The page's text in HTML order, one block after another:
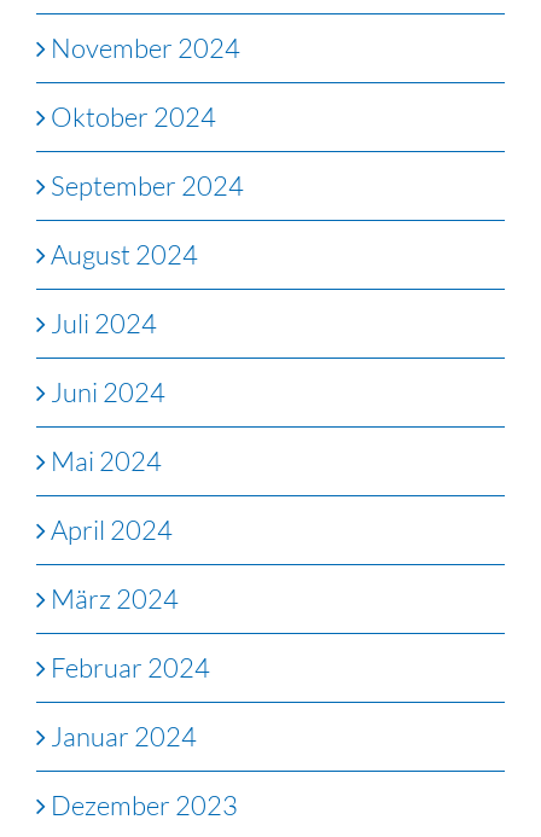
November 2024
Oktober 2024
September 2024
August 2024
Juli 2024
Juni 2024
Mai 2024
April 2024
März 2024
Februar 2024
Januar 2024
Dezember 2023